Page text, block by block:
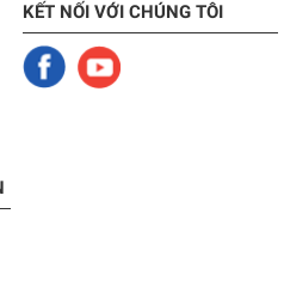
KẾT NỐI VỚI CHÚNG TÔI